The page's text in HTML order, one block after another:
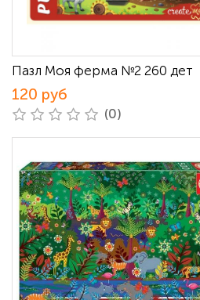
Пазл Моя ферма №2 260 дет
120 руб
(0)